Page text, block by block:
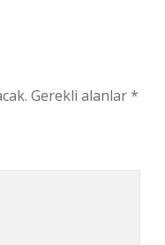
Gerekli alanlar*